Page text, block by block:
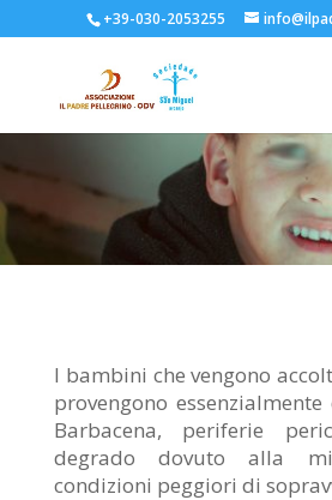
+39-030-2053255
I bambini che vengono
provengono
Barbacena, periferie
degrado dovuto alla
condizioni peggiori di